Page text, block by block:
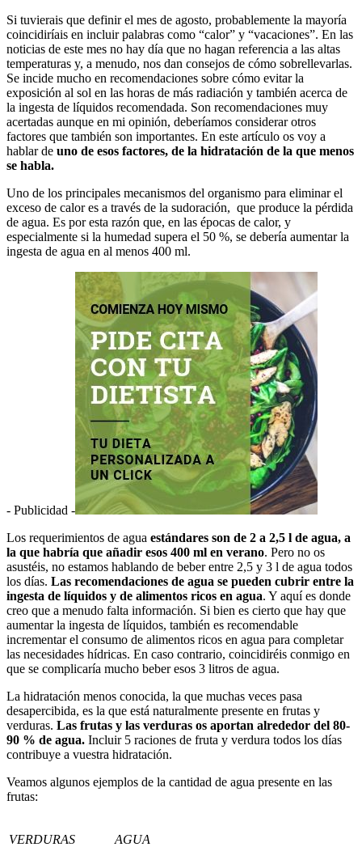
Si tuvierais que definir el mes de agosto, probablemente la mayoría
coincidiríais en incluir palabras como “calor” y “vacaciones”. En las
noticias de este mes no hay día que no hagan referencia a las altas
temperaturas y, a menudo, nos dan consejos de cómo sobrellevarlas.
Se incide mucho en recomendaciones sobre cómo evitar la
exposición al sol en las horas de más radiación y también acerca de
la ingesta de líquidos recomendada. Son recomendaciones muy
acertadas aunque en mi opinión, deberíamos considerar otros
factores que también son importantes. En este artículo os voy a
hablar de uno de esos factores, de la hidratación de la que menos
se habla.
Uno de los principales mecanismos del organismo para eliminar el
exceso de calor es a través de la sudoración, que produce la pérdida
de agua. Es por esta razón que, en las épocas de calor, y
especialmente si la humedad supera el 50 %, se debería aumentar la
ingesta de agua en al menos 400 ml.
- Publicidad -
Los requerimientos de agua estándares son de 2 a 2,5 l de agua, a
la que habría que añadir esos 400 ml en verano. Pero no os
asustéis, no estamos hablando de beber entre 2,5 y 3 l de agua todos
los días. Las recomendaciones de agua se pueden cubrir entre la
ingesta de líquidos y de alimentos ricos en agua. Y aquí es donde
creo que a menudo falta información. Si bien es cierto que hay que
aumentar la ingesta de líquidos, también es recomendable
incrementar el consumo de alimentos ricos en agua para completar
las necesidades hídricas. En caso contrario, coincidiréis conmigo en
que se complicaría mucho beber esos 3 litros de agua.
La hidratación menos conocida, la que muchas veces pasa
desapercibida, es la que está naturalmente presente en frutas y
verduras. Las frutas y las verduras os aportan alrededor del 80-
90 % de agua. Incluir 5 raciones de fruta y verdura todos los días
contribuye a vuestra hidratación.
Veamos algunos ejemplos de la cantidad de agua presente en las
frutas:
VERDURAS AGUA